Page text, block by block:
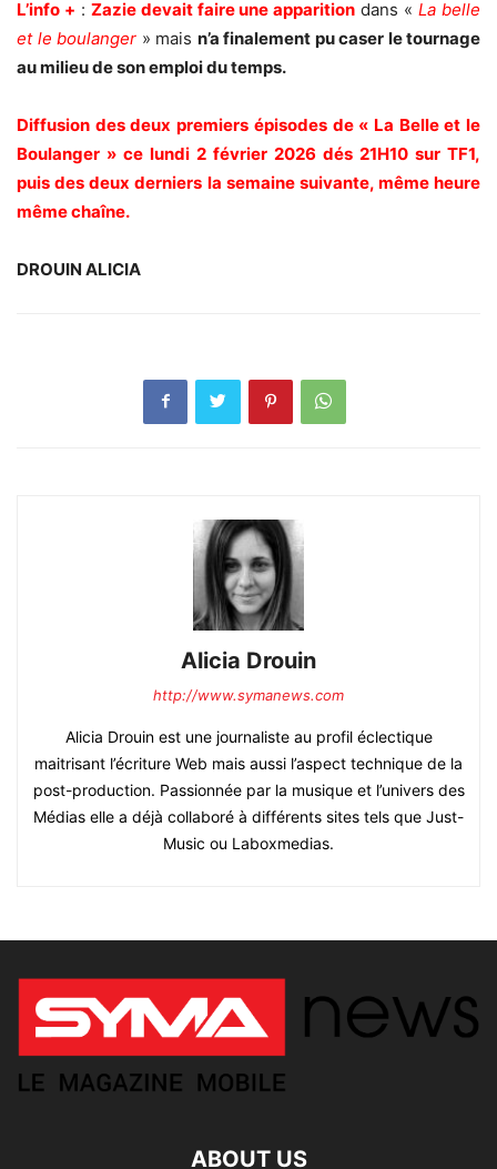
L’info + : Zazie devait faire une apparition dans «La belle
et le boulanger » mais n’a finalement pu caser le tournage
au milieu de son emploi du temps.
Diffusion des deux premiers épisodes de « La Belle et le
Boulanger » ce lundi 2 février 2026 dés 21H10 sur TF1,
puis des deux derniers la semaine suivante, même heure
même chaîne.
DROUIN ALICIA
Alicia Drouin
http://www.symanews.com
Alicia Drouin est une journaliste au profil éclectique
maitrisant l’écriture Web mais aussi l’aspect technique de la
post-production. Passionnée par la musique et l’univers des
Médias elle a déjà collaboré à différents sites tels que Just-
Music ou Laboxmedias.
ABOUT US